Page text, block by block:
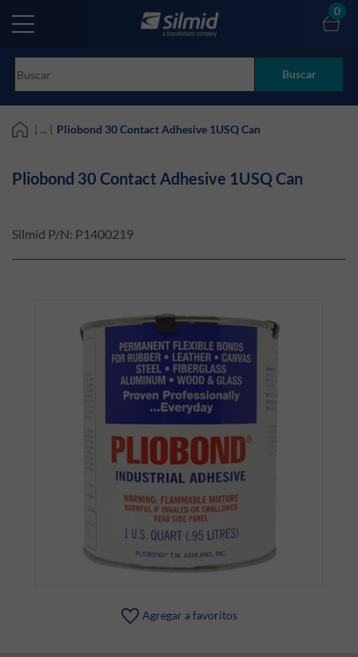
main
Buscar
0
| ... | Pliobond 30 Contact Adhesive 1USQ Can
Pliobond 30 Contact Adhesive 1USQ Can
Silmid P/N: P1400219
Agregar a favoritos